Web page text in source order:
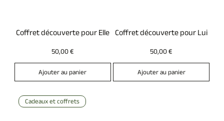
Coffret découverte pour Elle
Prix
50,00 €
Ajouter au panier
Coffret découverte pour Lui
Prix
50,00 €
Ajouter au panier
Cadeaux et coffrets